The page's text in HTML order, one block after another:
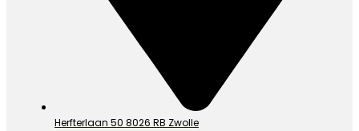
Herfterlaan 50 8026 RB Zwolle